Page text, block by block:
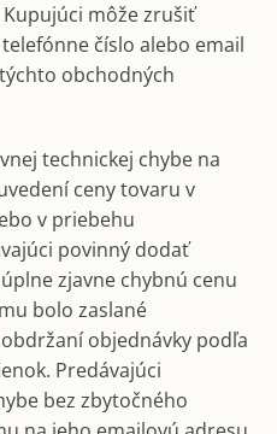
môže zrušiť
číslo alebo email
obchodných
technickej chybe na
ceny tovaru v
v priebehu
povinný dodať
zjavne chybnú cenu
bolo zaslané
objednávky podľa
Predávajúci
bez zbytočného